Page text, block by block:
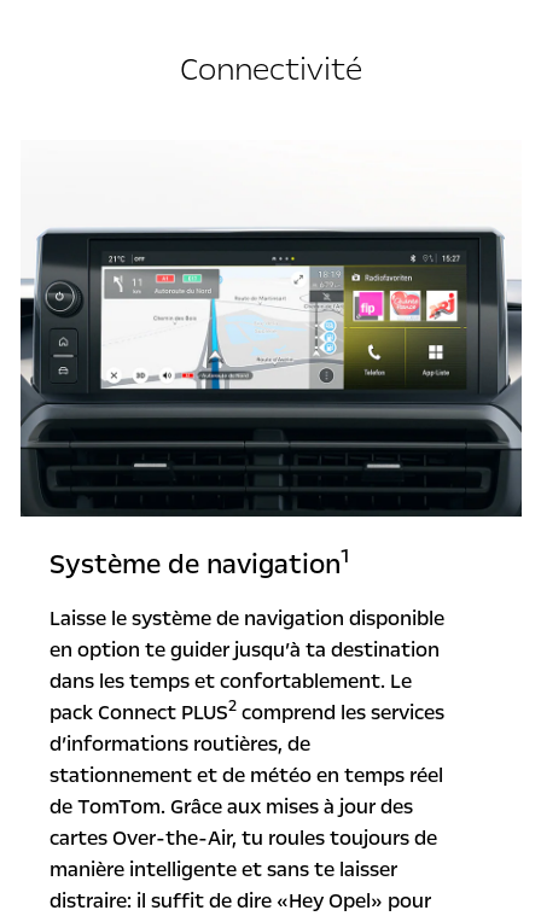
Connectivité
Système de navigation1
Laisse le système de navigation disponible
en option te guider jusqu’à ta destination
dans les temps et confortablement. Le
pack Connect PLUS2comprend les services
d’informations routières, de
stationnement et de météo en temps réel
de TomTom. Grâce aux mises à jour des
cartes Over-the-Air, tu roules toujours de
manière intelligente et sans te laisser
distraire: il suffit de dire «Hey Opel» pour